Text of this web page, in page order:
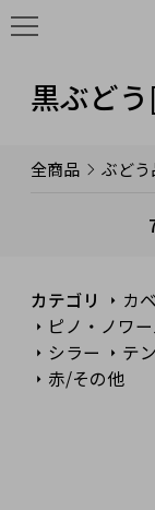
黒ぶど
全商品 ぶど
カテゴリ
カ
ピノ・ノワ
シラー
テ
赤/その他